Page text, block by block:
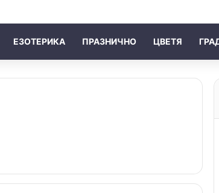
ЕЗОТЕРИКА ПРАЗНИЧНО ЦВЕТЯ